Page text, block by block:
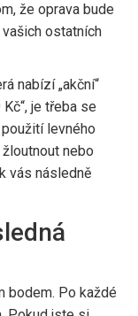
že oprava bude
ostatních
nabízí „akční“
je třeba se
levného
nebo
vás následně
bodem. Po každé